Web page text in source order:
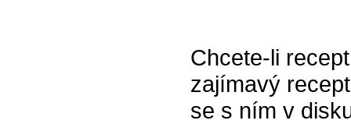
Chcete-li
zajímavý
se s ním v